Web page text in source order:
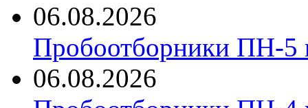
06.08.2026
Пробоотборники ПН-
06.08.2026